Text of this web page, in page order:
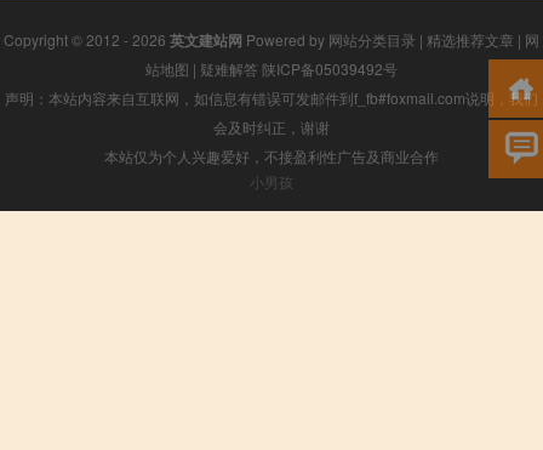
Copyright © 2012 - 2026 英文建站网 Powered by 网站分类目录 | 精选推荐文章 | 网
站地图 | 疑难解答 陕ICP备05039492号
声明：本站内容来自互联网，如信息有错误可发邮件到f_fb#foxmail.com说明，我们
会及时纠正，谢谢
本站仅为个人兴趣爱好，不接盈利性广告及商业合作
小男孩